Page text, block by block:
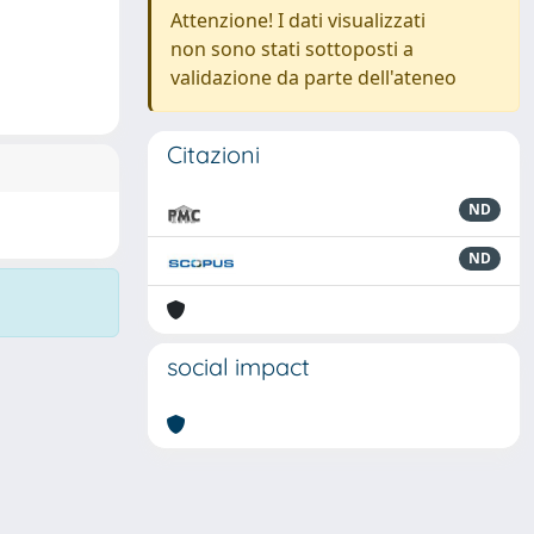
Attenzione! I dati visualizzati
non sono stati sottoposti a
validazione da parte dell'ateneo
Citazioni
ND
ND
social impact